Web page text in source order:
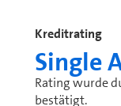
Kreditrating
Single
Rating wurde
bestätigt.